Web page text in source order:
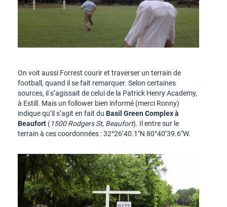
On voit aussi Forrest courir et traverser un terrain de
football, quand il se fait remarquer. Selon certaines
sources, il s’agissait de celui de la Patrick Henry Academy,
à Estill. Mais un follower bien informé (merci Ronny)
indique qu’il s’agit en fait du Basil Green Complex à
Beaufort (1500 Rodgers St, Beaufort). Il entre sur le
terrain à ces coordonnées : 32°26’40.1″N 80°40’39.6″W.